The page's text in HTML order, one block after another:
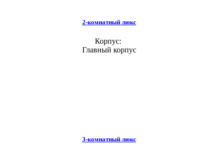
2-комнатный люкс
Корпус:
Главный корпус
3-комнатный люкс